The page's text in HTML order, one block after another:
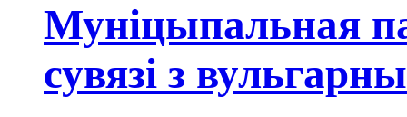
Муніцыпальная
сувязі з